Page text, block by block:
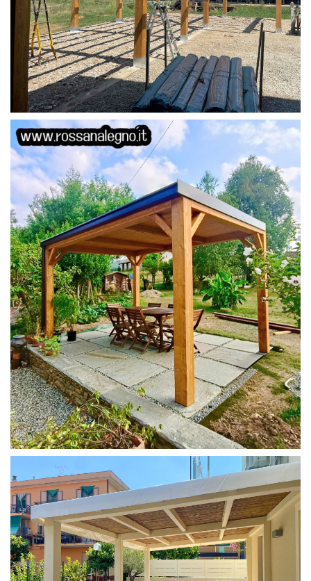
STRUTTURA
PERGOLA 4X3